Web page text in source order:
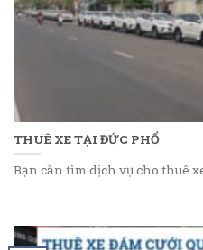
THUÊ XE TẠI ĐỨC PHỔ
Bạn cần tìm dịch vụ cho thuê